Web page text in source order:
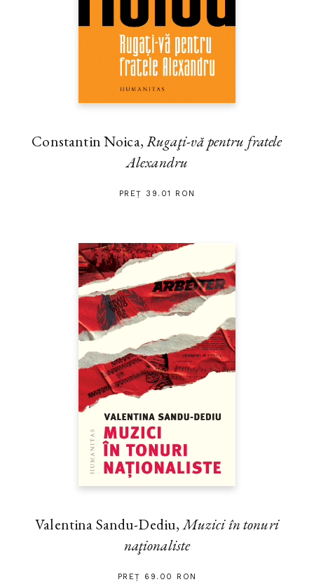
Constantin Noica,Rugaţi-vă pentru fratele
Alexandru
PREȚ 39.01 RON
Valentina Sandu-Dediu,Muzici în tonuri
naţionaliste
PREȚ 69.00 RON